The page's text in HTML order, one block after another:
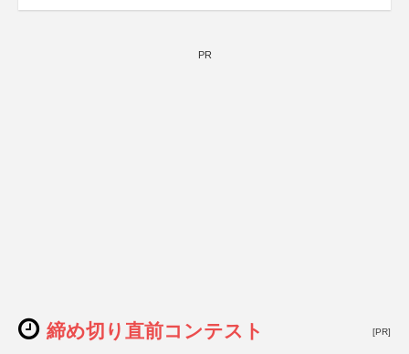
PR
締め切り直前コンテスト [PR]